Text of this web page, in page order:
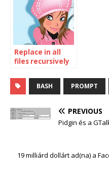
Replace in all
files recursively
BASH PROMPT
PREVIOUS
Pidgin és a
19 milliárd dollárt ad(na) a